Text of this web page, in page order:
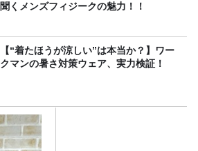
聞くメンズフィジークの魅力！！
【“着たほうが涼しい”は本当か？】ワー
クマンの暑さ対策ウェア、実力検証！